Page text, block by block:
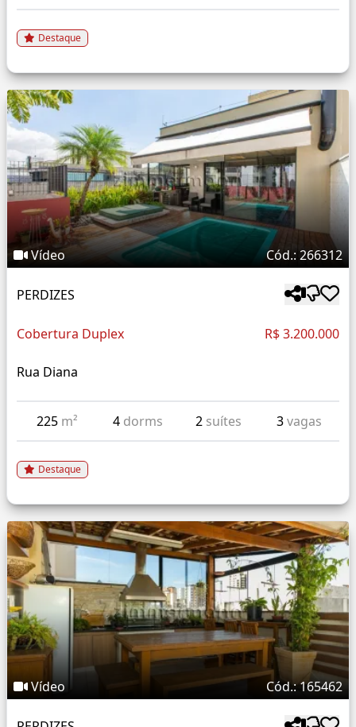
Destaque
Vídeo Cód.: 266312
PERDIZES
Cobertura Duplex R$ 3.200.000
Rua Diana
225 m² 4 dorms 2 suítes 3vagas
Destaque
Vídeo Cód.: 165462